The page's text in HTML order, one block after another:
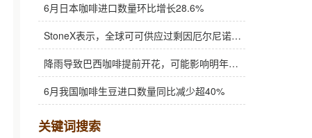
6月日本咖啡进口数量环比增长28.6%
StoneX表示，全球可可供应过剩因厄尔尼诺而萎缩
降雨导致巴西咖啡提前开花，可能影响明年产量，造成近期价格波动极不稳定
6月我国咖啡生豆进口数量同比减少超40%
关键词搜索